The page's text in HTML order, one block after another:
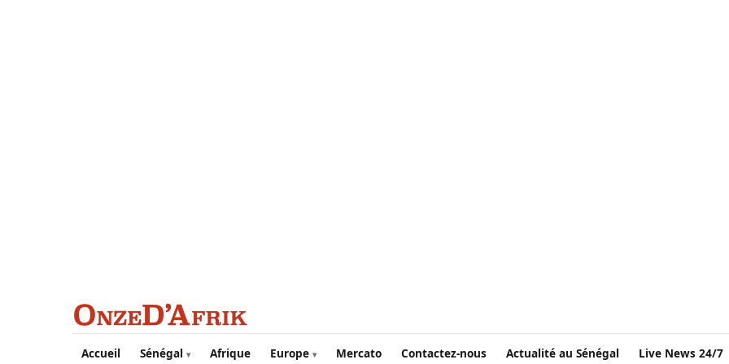
Aller au contenu principal
Accueil Sénégal Afrique Europe Mercato Contactez-nous Actualité au Sénégal Live News 24/7